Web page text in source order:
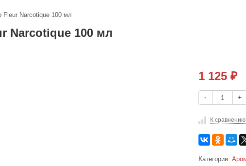
Narcotique 100 мл
Narcotique 100 мл
1 125 ₽
- +
К сравнению
Категории: